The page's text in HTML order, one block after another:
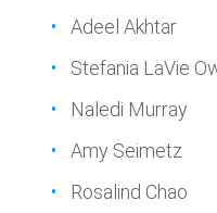
Adeel Akhtar
Stefania LaVie
Naledi Murray
Amy Seimetz
Rosalind Chao